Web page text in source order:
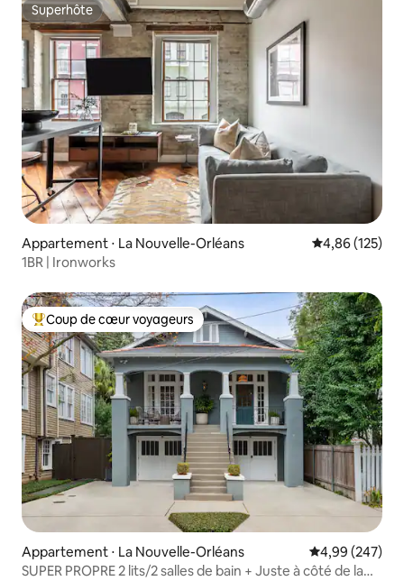
Superhôte
Superhôte
Appartement ⋅ La Nouvelle-Orléans Évaluation
4,86 (125)
1BR | Ironworks
Coups de cœur voyageurs les plus appréciés
Coup de cœur voyageurs
Appartement ⋅ La Nouvelle-Orléans Évaluation
4,99 (247)
SUPER PROPRE 2 lits/2 salles de bain + Juste à côté de la